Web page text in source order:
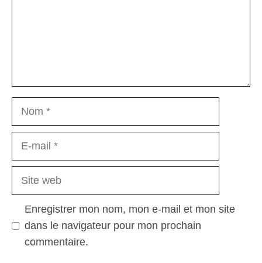
Nom
Site
Enregistrer mon nom, mon e-mail et mon site
dans le navigateur pour mon prochain
commentaire.